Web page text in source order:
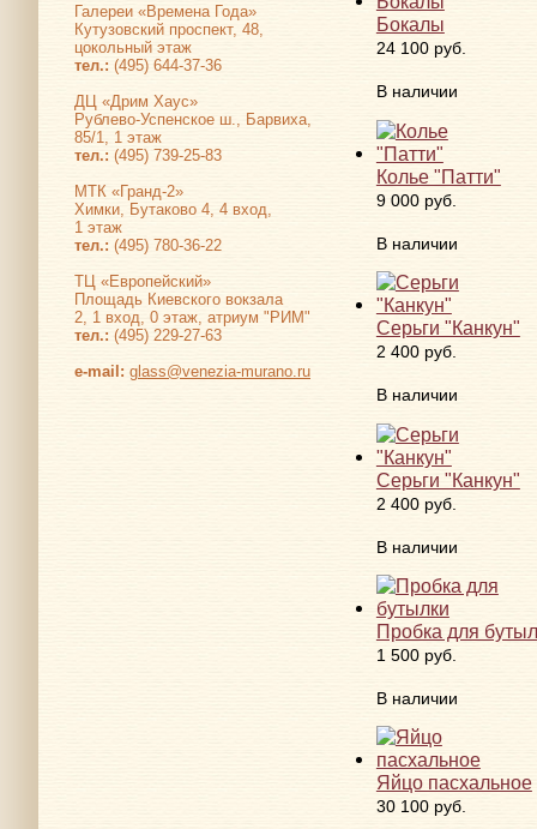
Галереи «Времена Года»
Кутузовский проспект, 48,
цокольный этаж
тел.: (495) 644-37-36
ДЦ «Дрим Хаус»
Рублево-Успенское ш., Барвиха,
85/1, 1 этаж
тел.: (495) 739-25-83
МТК «Гранд-2»
Химки, Бутаково 4, 4 вход,
1 этаж
тел.: (495) 780-36-22
ТЦ «Европейский»
Площадь Киевского вокзала
2, 1 вход, 0 этаж, атриум "РИМ"
тел.: (495) 229-27-63
е-mail: glass@venezia-murano.ru
Бокалы
24 100 руб.
В наличии
Колье "Патти"
9 000 руб.
В наличии
Серьги "Канкун"
2 400 руб.
В наличии
Серьги "Канкун"
2 400 руб.
В наличии
Пробка для
1 500 руб.
В наличии
Яйцо пасхальное
30 100 руб.